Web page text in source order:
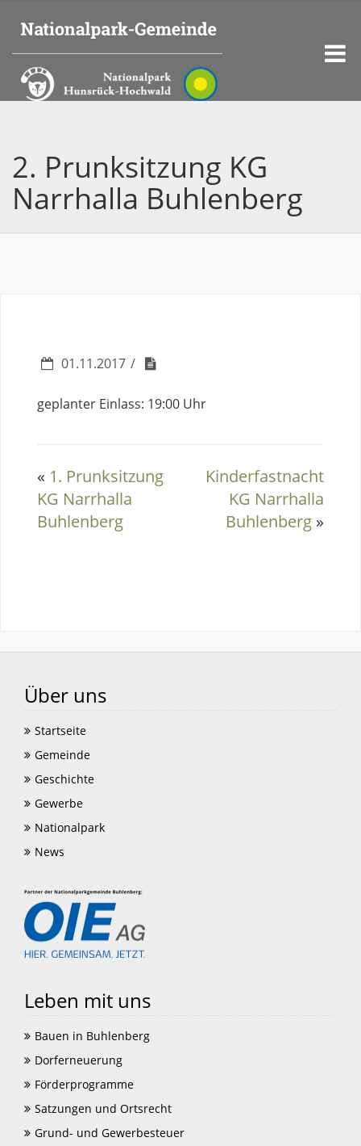
2. Prunksitzung KG
Narrhalla Buhlenberg
01.11.2017
geplanter Einlass: 19:00 Uhr
« 1. Prunksitzung
KG Narrhalla
Buhlenberg
Kinderfastnacht
KG Narrhalla
Buhlenberg »
Über uns
Startseite
Gemeinde
Geschichte
Gewerbe
Nationalpark
News
Leben mit uns
Bauen in Buhlenberg
Dorferneuerung
Förderprogramme
Satzungen und Ortsrecht
Grund- und Gewerbesteuer